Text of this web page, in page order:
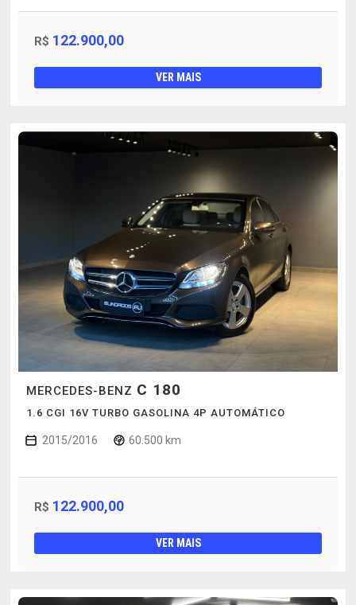
R$ 122.900,00
VER MAIS
MERCEDES-BENZ C 180
1.6 CGI 16V TURBO GASOLINA 4P AUTOMÁTICO
2015/2016 60.500 km
R$ 122.900,00
VER MAIS